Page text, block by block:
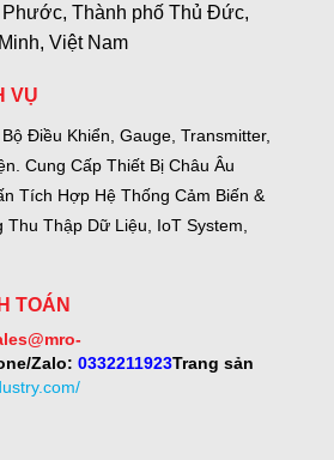
Thành phố Thủ Đức,
Việt Nam
VỤ
Điều Khiển, Gauge, Transmitter,
Cung Cấp Thiết Bị Châu Âu
Tích Hợp Hệ Thống Cảm Biến &
Thu Thập Dữ Liệu, IoT System,
TOÁN
Zalo: 0332211923Trang sản